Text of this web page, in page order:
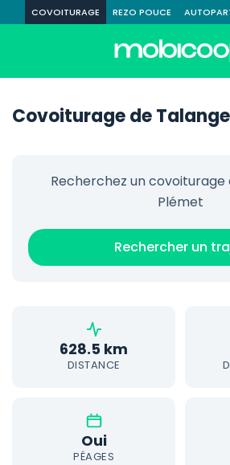
COVOITURAGE REZO POUCE
Covoiturage de
Recherchez un covoiturage
Plémet
Rechercher un
628.5 km
DISTANCE
Oui
PÉAGES